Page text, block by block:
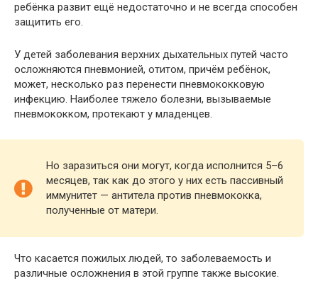
ребёнка развит ещё недостаточно и не всегда способен
защитить его.
У детей заболевания верхних дыхательных путей часто
осложняются пневмонией, отитом, причём ребёнок,
может, несколько раз перенести пневмококковую
инфекцию. Наиболее тяжело болезни, вызываемые
пневмококком, протекают у младенцев.
Но заразиться они могут, когда исполнится 5–6
месяцев, так как до этого у них есть пассивный
иммунитет — антитела против пневмококка,
полученные от матери.
Что касается пожилых людей, то заболеваемость и
различные осложнения в этой группе также высокие.